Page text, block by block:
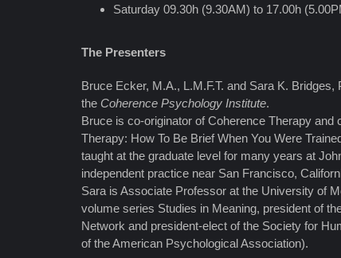
Saturday 09.30h (9.30AM) to 17.00h
The Presenters
Bruce Ecker, M.A., L.M.F.T. and Sara K. Bridges,
the Coherence Psychology Institute.
Bruce is co-originator of Coherence Therapy and
Therapy: How To Be Brief When You Were
taught at the graduate level for many years at
independent practice near San Francisco,
Sara is Associate Professor at the University of
volume series Studies in Meaning, president of
Network and president-elect of the Society for
of the American Psychological Association).